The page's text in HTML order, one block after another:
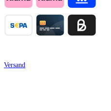
Versand